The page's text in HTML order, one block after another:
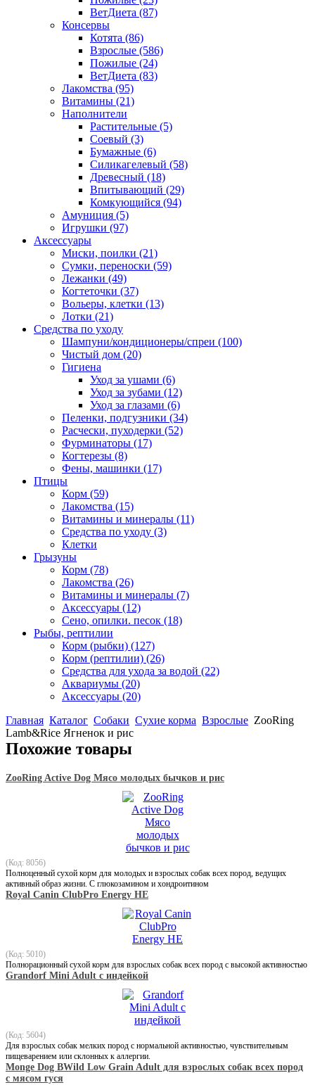
ВетДиета (87)
Консервы
Котята (86)
Взрослые (586)
Пожилые (24)
ВетДиета (83)
Лакомства (95)
Витамины (21)
Наполнители
Растительные (5)
Соевый (3)
Бумажные (6)
Силикагелевый (58)
Древесный (18)
Впитывающий (29)
Комкующийся (94)
Амуниция (5)
Игрушки (97)
Аксессуары
Миски, поилки (21)
Сумки, переноски (59)
Лежанки (49)
Когтеточки (37)
Вольеры, клетки (13)
Лотки (21)
Средства по уходу
Шампуни/кондиционеры/спреи (100)
Чистый дом (20)
Гигиена
Уход за ушами (6)
Уход за зубами (12)
Уход за глазами (6)
Пеленки, подгузники (34)
Расчески, пуходерки (52)
Фурминаторы (17)
Когтерезы (8)
Фены, машинки (17)
Птицы
Корм (59)
Лакомства (15)
Витамины и минералы (11)
Средства по уходу (3)
Клетки
Грызуны
Корм (78)
Лакомства (26)
Витамины и минералы (7)
Аксессуары (12)
Сено, опилки. песок (18)
Рыбы, рептилии
Корм (рыбки) (127)
Корм (рептилии) (26)
Средства для ухода за водой (22)
Аквариумы (20)
Аксессуары (20)
Главная Каталог Собаки Сухие корма Взрослые ZooRing
Lamb&Rice Ягненок и рис
Похожие товары
ZooRing Active Dog Мясо молодых бычков и рис
(Код: 8056)
Полноценный сухой корм для молодых и взрослых собак всех пород, ведущих
активный образ жизни. С глюкозамином и хондроитином
Royal Canin ClubPro Energy HE
(Код: 5010)
Полнорационный сухой корм для взрослых собак всех пород с высокой активностью
Grandorf Mini Adult с индейкой
(Код: 5604)
Для взрослых собак мелких пород с нормальной активностью, чувствительным
пищеварением или склонных к аллергии.
Monge Dog BWild Low Grain Adult для взрослых собак всех пород
с мясом гуся